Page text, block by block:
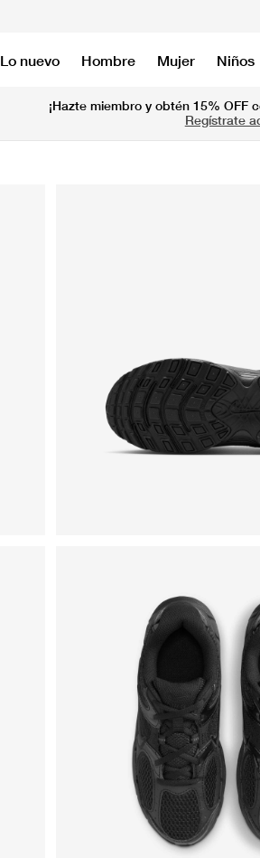
Lo nuevo Hombre Mujer Niños
¡Hazte miembro y obtén 15% OFF
Regístrate